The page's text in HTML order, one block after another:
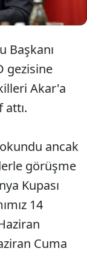
Başkanı
gezisine
Akar'a
attı.
ancak
görüşme
Kupası
14
Cuma